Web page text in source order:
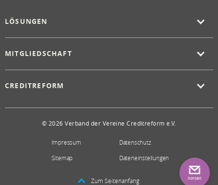
LÖSUNGEN
MITGLIEDSCHAFT
CREDITREFORM
© 2026 Verband der Vereine Creditreform e.V.
Impressum
Datenschutz
Sitemap
Dateneinstellungen
Zum Seitenanfang Kontakt